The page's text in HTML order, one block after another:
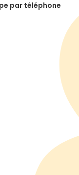
par téléphone